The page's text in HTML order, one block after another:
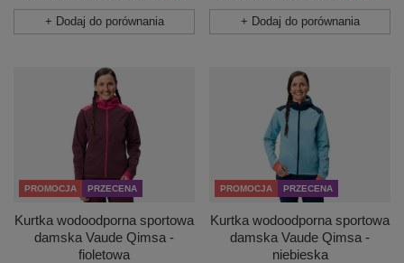
+ Dodaj do porównania + Dodaj do porównania
PROMOCJA PRZECENA
Kurtka wodoodporna sportowa
damska Vaude Qimsa -
fioletowa
PROMOCJA PRZECENA
Kurtka wodoodporna sportowa
damska Vaude Qimsa -
niebieska